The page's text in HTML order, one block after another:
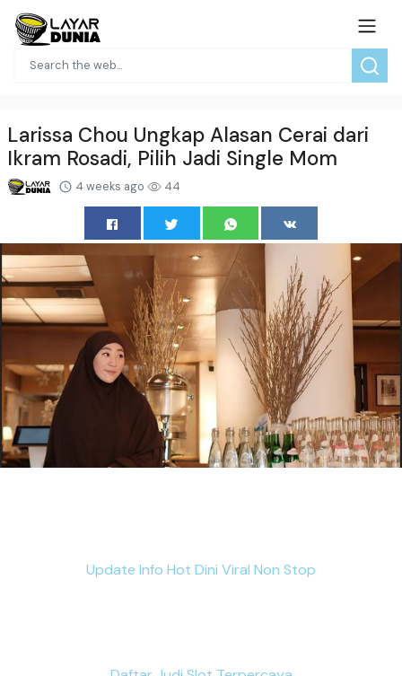
Larissa Chou Ungkap Alasan Cerai dari
Ikram Rosadi, Pilih Jadi Single Mom
4 weeks ago 44
Update Info Hot Dini Viral Non Stop